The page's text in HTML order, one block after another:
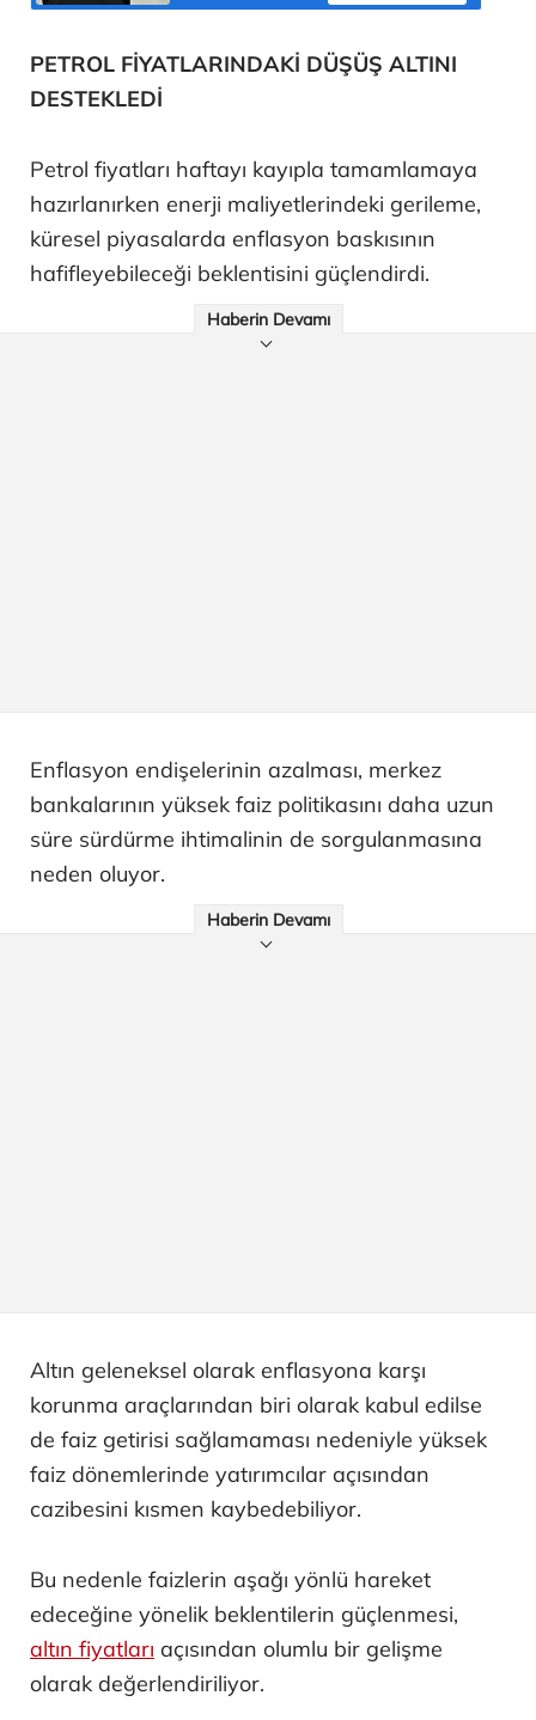
PETROL FİYATLARINDAKİ DÜŞÜŞ ALTINI
DESTEKLEDİ
Petrol fiyatları haftayı kayıpla tamamlamaya
hazırlanırken enerji maliyetlerindeki gerileme,
küresel piyasalarda enflasyon baskısının
hafifleyebileceği beklentisini güçlendirdi.
Haberin Devamı
Enflasyon endişelerinin azalması, merkez
bankalarının yüksek faiz politikasını daha uzun
süre sürdürme ihtimalinin de sorgulanmasına
neden oluyor.
Haberin Devamı
Altın geleneksel olarak enflasyona karşı
korunma araçlarından biri olarak kabul edilse
de faiz getirisi sağlamaması nedeniyle yüksek
faiz dönemlerinde yatırımcılar açısından
cazibesini kısmen kaybedebiliyor.
Bu nedenle faizlerin aşağı yönlü hareket
edeceğine yönelik beklentilerin güçlenmesi,
altın fiyatları açısından olumlu bir gelişme
olarak değerlendiriliyor.